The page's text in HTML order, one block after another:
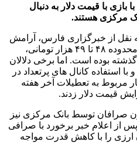
بازی با قیمت دلار به دنبال
مرکزی هستند.
نقل از خبرگزاری فارس، آرامش
در بازار ارز و تثبیت قیمت ها در محدوده ۴۸ تا ۴۹ هزار تومانی،
بوده است. اما برخی دلالان
استفاده کانال های پرتعداد در
مربوط به تعطیلات آخر هفته
قیمت دلار زدند.
صرافان توسط بانک مرکزی نیز
از اعلام خبر برخورد با صرافی
ارزی را با کاهش قدرت مواجه